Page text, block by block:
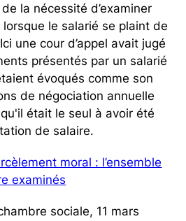
la nécessité d’examiner
lorsque le salarié se plaint de
une cour d’appel avait jugé
présentés par un salarié
évoqués comme son
de négociation annuelle
était le seul à avoir été
de salaire.
moral : l’ensemble
examinés
sociale, 11 mars